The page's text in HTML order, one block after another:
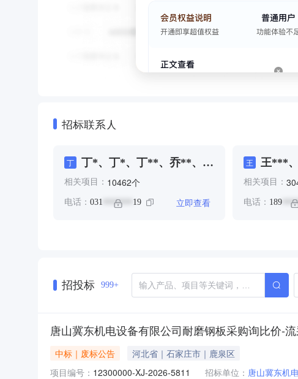
招标联系人
丁
丁*、丁*、丁**、乔**、乔
**、亢**、任*、任**、佐
**、何**、侃*、侯**、侯
刘**、刘*、刘**、刘*、刘
*、刘**、刘*、刘**、刘
*、刘*、刘**、刘**、刘
**、刘**、刘**、刘*、刘
**、刘*、刘**、刘**、刘
**、刘*、刘**、刘**、刘
**、刘**、刘*、刘**、刘
*、刘**、刘**、刘*、刘
相关项目： 10462个
电话： 031 ******* 19 立即查看
王 王***
相关项目：
电话： 189
招投标 999+
唐山冀东机电设备有限公司耐磨钢板采购询比价-
中标｜废标公告
河北省｜石家庄市｜鹿泉区
项目编号： 12300000-XJ-2026-5811 招标单位： 唐山冀东机